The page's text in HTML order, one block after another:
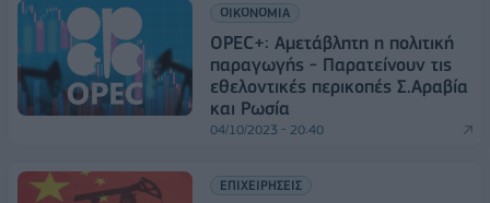
ΟΙΚΟΝΟΜΙΑ
OPEC+: Αμετάβλητη η πολιτική
παραγωγής - Παρατείνουν τις
εθελοντικές περικοπές Σ.Αραβία
και Ρωσία
04/10/2023 - 20:40
ΕΠΙΧΕΙΡΗΣΕΙΣ